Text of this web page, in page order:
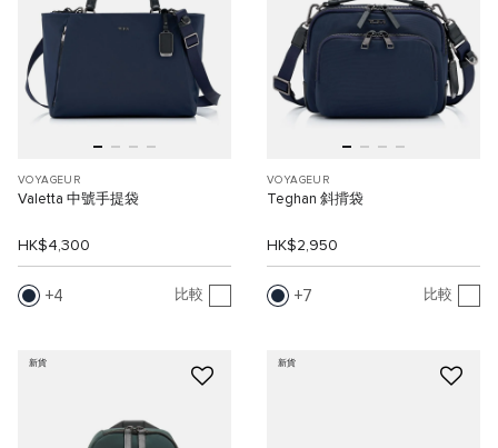
VOYAGEUR
Valetta 中號手提袋
HK$4,300
4 比較
VOYAGEUR
Teghan 斜揹袋
HK$2,950
7 比較
新貨 新貨